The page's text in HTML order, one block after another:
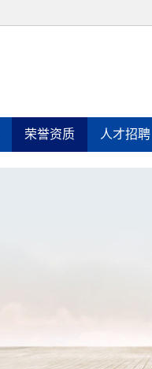
荣誉资质 人才招聘